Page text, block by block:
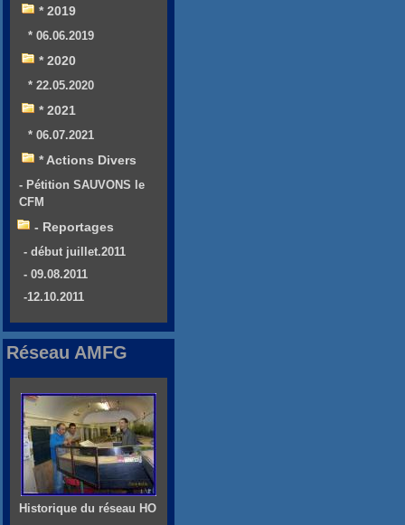
* 2019
* 06.06.2019
* 2020
* 22.05.2020
* 2021
* 06.07.2021
* Actions Divers
- Pétition SAUVONS le
CFM
- Reportages
- début juillet.2011
- 09.08.2011
-12.10.2011
Réseau AMFG
Historique du réseau HO